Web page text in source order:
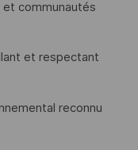
communautés
et respectant
reconnu